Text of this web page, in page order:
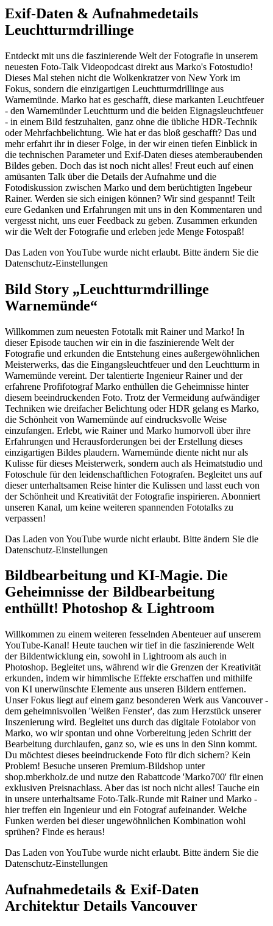
Exif-Daten & Aufnahmedetails
Leuchtturmdrillinge
Entdeckt mit uns die faszinierende Welt der Fotografie in unserem
neuesten Foto-Talk Videopodcast direkt aus Marko's Fotostudio!
Dieses Mal stehen nicht die Wolkenkratzer von New York im
Fokus, sondern die einzigartigen Leuchtturmdrillinge aus
Warnemünde. Marko hat es geschafft, diese markanten Leuchtfeuer
- den Warnemünder Leuchtturm und die beiden Eignagsleuchtfeuer
- in einem Bild festzuhalten, ganz ohne die übliche HDR-Technik
oder Mehrfachbelichtung. Wie hat er das bloß geschafft? Das und
mehr erfahrt ihr in dieser Folge, in der wir einen tiefen Einblick in
die technischen Parameter und Exif-Daten dieses atemberaubenden
Bildes geben. Doch das ist noch nicht alles! Freut euch auf einen
amüsanten Talk über die Details der Aufnahme und die
Fotodiskussion zwischen Marko und dem berüchtigten Ingebeur
Rainer. Werden sie sich einigen können? Wir sind gespannt! Teilt
eure Gedanken und Erfahrungen mit uns in den Kommentaren und
vergesst nicht, uns euer Feedback zu geben. Zusammen erkunden
wir die Welt der Fotografie und erleben jede Menge Fotospaß!
Das Laden von YouTube wurde nicht erlaubt. Bitte ändern Sie die
Datenschutz-Einstellungen
Bild Story „Leuchtturmdrillinge
Warnemünde“
Willkommen zum neuesten Fototalk mit Rainer und Marko! In
dieser Episode tauchen wir ein in die faszinierende Welt der
Fotografie und erkunden die Entstehung eines außergewöhnlichen
Meisterwerks, das die Eingangsleuchtfeuer und den Leuchtturm in
Warnemünde vereint. Der talentierte Ingenieur Rainer und der
erfahrene Profifotograf Marko enthüllen die Geheimnisse hinter
diesem beeindruckenden Foto. Trotz der Vermeidung aufwändiger
Techniken wie dreifacher Belichtung oder HDR gelang es Marko,
die Schönheit von Warnemünde auf eindrucksvolle Weise
einzufangen. Erlebt, wie Rainer und Marko humorvoll über ihre
Erfahrungen und Herausforderungen bei der Erstellung dieses
einzigartigen Bildes plaudern. Warnemünde diente nicht nur als
Kulisse für dieses Meisterwerk, sondern auch als Heimatstudio und
Fotoschule für den leidenschaftlichen Fotografen. Begleitet uns auf
dieser unterhaltsamen Reise hinter die Kulissen und lasst euch von
der Schönheit und Kreativität der Fotografie inspirieren. Abonniert
unseren Kanal, um keine weiteren spannenden Fototalks zu
verpassen!
Das Laden von YouTube wurde nicht erlaubt. Bitte ändern Sie die
Datenschutz-Einstellungen
Bildbearbeitung und KI-Magie. Die
Geheimnisse der Bildbearbeitung
enthüllt! Photoshop & Lightroom
Willkommen zu einem weiteren fesselnden Abenteuer auf unserem
YouTube-Kanal! Heute tauchen wir tief in die faszinierende Welt
der Bildentwicklung ein, sowohl in Lightroom als auch in
Photoshop. Begleitet uns, während wir die Grenzen der Kreativität
erkunden, indem wir himmlische Effekte erschaffen und mithilfe
von KI unerwünschte Elemente aus unseren Bildern entfernen.
Unser Fokus liegt auf einem ganz besonderen Werk aus Vancouver -
dem geheimnisvollen 'Weißen Fenster', das zum Herzstück unserer
Inszenierung wird. Begleitet uns durch das digitale Fotolabor von
Marko, wo wir spontan und ohne Vorbereitung jeden Schritt der
Bearbeitung durchlaufen, ganz so, wie es uns in den Sinn kommt.
Du möchtest dieses beeindruckende Foto für dich sichern? Kein
Problem! Besuche unseren Premium-Bildshop unter
shop.mberkholz.de und nutze den Rabattcode 'Marko700' für einen
exklusiven Preisnachlass. Aber das ist noch nicht alles! Tauche ein
in unsere unterhaltsame Foto-Talk-Runde mit Rainer und Marko -
hier treffen ein Ingenieur und ein Fotograf aufeinander. Welche
Funken werden bei dieser ungewöhnlichen Kombination wohl
sprühen? Finde es heraus!
Das Laden von YouTube wurde nicht erlaubt. Bitte ändern Sie die
Datenschutz-Einstellungen
Aufnahmedetails & Exif-Daten
Architektur Details Vancouver